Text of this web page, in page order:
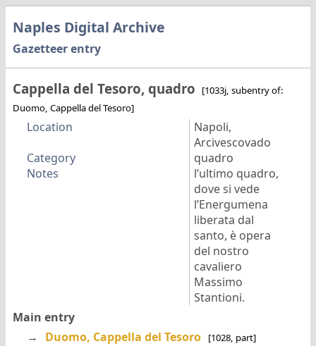
Naples Digital Archive
Gazetteer entry
Cappella del Tesoro, quadro
[1033j, subentry of:
Duomo, Cappella del Tesoro]
Location
Napoli,
Arcivescovado
Category
quadro
Notes
l’ultimo quadro,
dove si vede
l’Energumena
liberata dal
santo, è opera
del nostro
cavaliero
Massimo
Stantioni.
Main entry
→
Duomo, Cappella del Tesoro [1028, part]